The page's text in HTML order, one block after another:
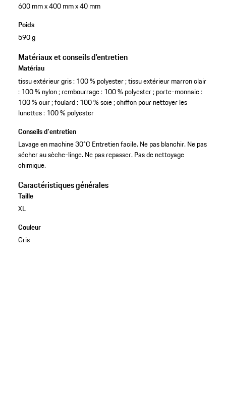
600 mm x 400 mm x 40 mm
Poids
590 g
Matériaux et conseils d'entretien
Matériau
tissu extérieur gris : 100 % polyester ; tissu extérieur marron clair
: 100 % nylon ; rembourrage : 100 % polyester ; porte-monnaie :
100 % cuir ; foulard : 100 % soie ; chiffon pour nettoyer les
lunettes : 100 % polyester
Conseils d'entretien
Lavage en machine 30°C Entretien facile. Ne pas blanchir. Ne pas
sécher au sèche-linge. Ne pas repasser. Pas de nettoyage
chimique.
Caractéristiques générales
Taille
XL
Couleur
Gris